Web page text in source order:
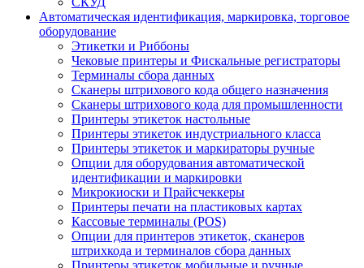
Автоматическая идентификация, маркировка, торговое
оборудование
Этикетки и Риббоны
Чековые принтеры и Фискальные регистраторы
Терминалы сбора данных
Сканеры штрихового кода общего назначения
Сканеры штрихового кода для промышленности
Принтеры этикеток настольные
Принтеры этикеток индустриального класса
Принтеры этикеток и маркираторы ручные
Опции для оборудования автоматической
идентификации и маркировки
Микрокиоски и Прайсчеккеры
Принтеры печати на пластиковых картах
Кассовые терминалы (POS)
Опции для принтеров этикеток, сканеров
штрихкода и терминалов сбора данных